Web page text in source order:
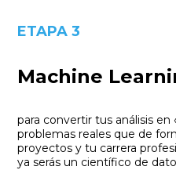
ETAPA 3
Machine
para convertir tus análisis en
problemas reales que de
proyectos y tu carrera
ya serás un científico de